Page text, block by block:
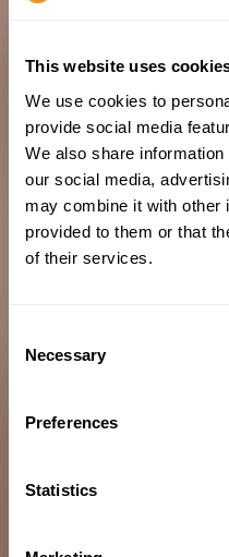
This website uses
We use cookies to
provide social media
We also share
our social media,
may combine it with other
provided to them or that
of their services.
Selection
Necessary
Preferences
Statistics